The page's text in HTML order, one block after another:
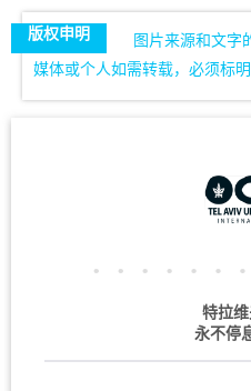
版权申明
图片来源和文字
媒体或个人如需转载，必须标
特拉
永不停